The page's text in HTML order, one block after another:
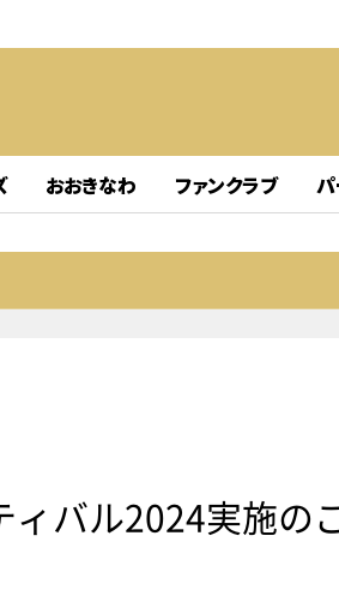
おおきなわ ファンクラブ パ
バル2024実施の